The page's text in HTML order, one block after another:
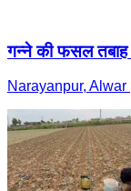
गन्ने की फसल
Narayanpur, Alwar